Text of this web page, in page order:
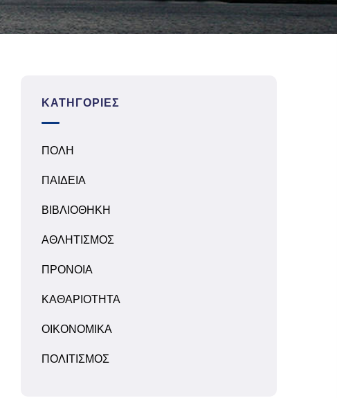
ΚΑΤΗΓΟΡΊΕΣ
ΠΟΛΗ
ΠΑΙΔΕΙΑ
ΒΙΒΛΙΟΘΗΚΗ
ΑΘΛΗΤΙΣΜΟΣ
ΠΡΟΝΟΙΑ
ΚΑΘΑΡΙΟΤΗΤΑ
ΟΙΚΟΝΟΜΙΚΑ
ΠΟΛΙΤΙΣΜΟΣ